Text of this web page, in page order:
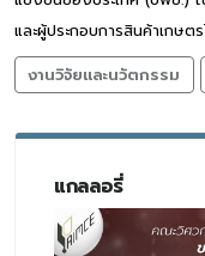
และผู้ประกอบการสินค้าเกษต
งานวิจัยและนวัตกรรม
แกลลอรี่